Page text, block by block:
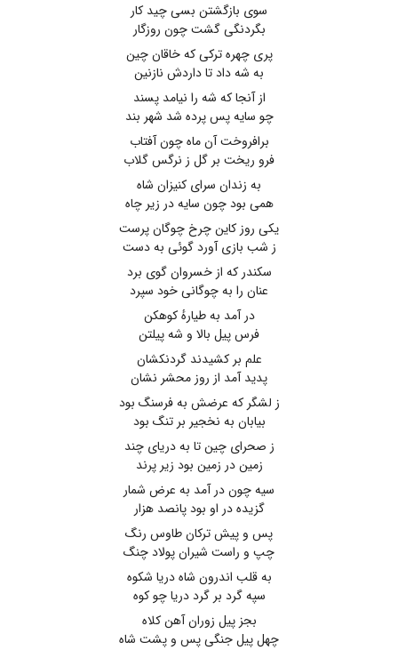
سوی بازگشتن بسی چید کار
بگردنگی گشت چون روزگار
پری چهره ترکی که خاقان چین
به شه داد تا داردش نازنین
از آنجا که شه را نیامد پسند
چو سایه پس پرده شد شهر بند
برافروخت آن ماه چون آفتاب
فرو ریخت بر گل ز نرگس گلاب
به زندان سرای کنیزان شاه
همی بود چون سایه در زیر چاه
یکی روز کاین چرخ چوگان پرست
ز شب بازی آورد گوئی به دست
سکندر که از خسروان گوی برد
عنان را به چوگانی خود سپرد
در آمد به طیارهٔ کوهکن
فرس پیل بالا و شه پیلتن
علم بر کشیدند گردنکشان
پدید آمد از روز محشر نشان
ز لشگر که عرضش به فرسنگ بود
بیابان به نخجیر بر تنگ بود
ز صحرای چین تا به دریای چند
زمین در زمین بود زیر پرند
سیه چون در آمد به عرض شمار
گزیده در او بود پانصد هزار
پس و پیش ترکان طاوس رنگ
چپ و راست شیران پولاد چنگ
به قلب اندرون شاه دریا شکوه
سپه گرد بر گرد دریا چو کوه
بجز پیل زوران آهن کلاه
چهل پیل جنگی پس و پشت شاه